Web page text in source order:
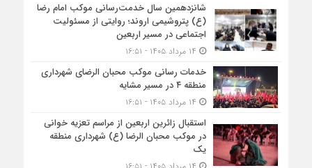
شانزدهمین سال خدمت‌رسانی موکب امام رضا
(ع) پتروشیمی اروند؛ روایتی از مسئولیت
اجتماعی در مسیر اربعین
خدمات رسانی موکب محبان الرضای شهرداری
منطقه ۴ در مسیر مشایه
استقبال زائرین اربعین از مراسم تعزیه خوانی
در موکب محبان الرضا (ع) شهرداری منطقه
یک